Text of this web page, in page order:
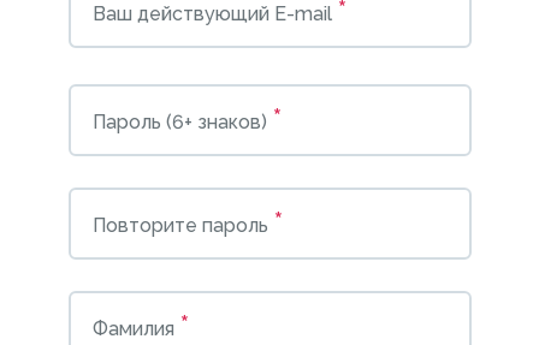
Ваш действующий E-mail *
Пароль (6+ знаков) *
Повторите пароль *
Фамилия *